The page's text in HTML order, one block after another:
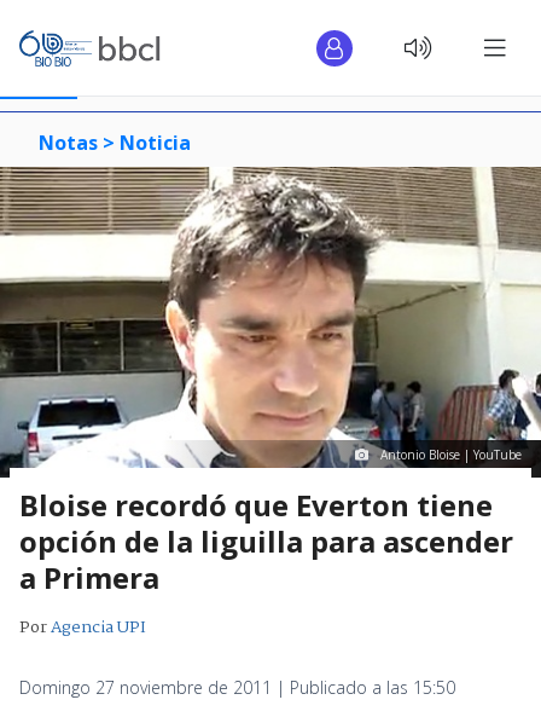
Notas > Noticia
Antonio Bloise | YouTube
Bloise recordó que Everton tiene
opción de la liguilla para ascender
a Primera
PorAgencia UPI
Domingo 27 noviembre de 2011 | Publicado a las 15:50